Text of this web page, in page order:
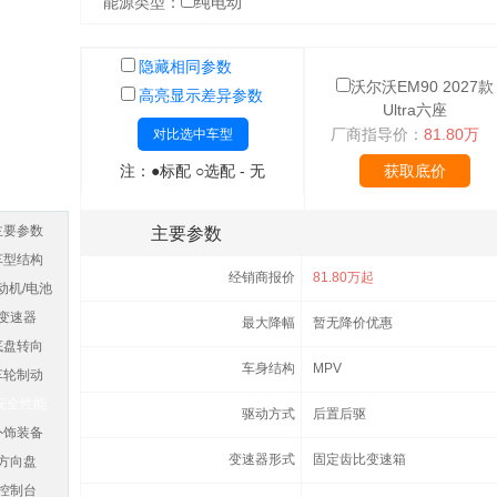
隐藏相同参数
高亮显示差异参数
对比选中车型
注：●标配 ○选配 - 无
沃尔沃EM90 2027款
Ultra六座
厂商指导价： 81.80万
获取底价
主要参数
经销商报价 81.80万起
最大降幅 暂无降价优惠
车身结构 MPV
驱动方式 后置后驱
变速器形式 固定齿比变速箱
要参数
型结构
机/电池
速器
盘转向
轮制动
饰装备
向盘
制台